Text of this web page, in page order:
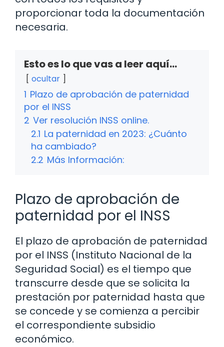
proporcionar toda la documentación
necesaria.
Esto es lo que vas a leer aquí...
ocultar
1 Plazo de aprobación de paternidad
por el INSS
2 Ver resolución INSS online.
2.1 La paternidad en 2023: ¿Cuánto
ha cambiado?
2.2 Más Información:
Plazo de aprobación de
paternidad por el INSS
El plazo de aprobación de paternidad
por el INSS (Instituto Nacional de la
Seguridad Social) es el tiempo que
transcurre desde que se solicita la
prestación por paternidad hasta que
se concede y se comienza a percibir
el correspondiente subsidio
económico.